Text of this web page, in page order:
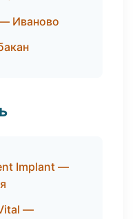
Иваново
Implant —
—